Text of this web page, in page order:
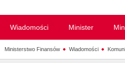
Wiadomości Minister
Ministerstwo Finansów Wiadomości